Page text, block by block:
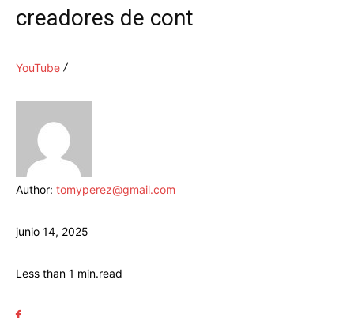
creadores de cont
YouTube
Author: tomyperez@gmail.com
junio 14, 2025
Less than 1 min.read